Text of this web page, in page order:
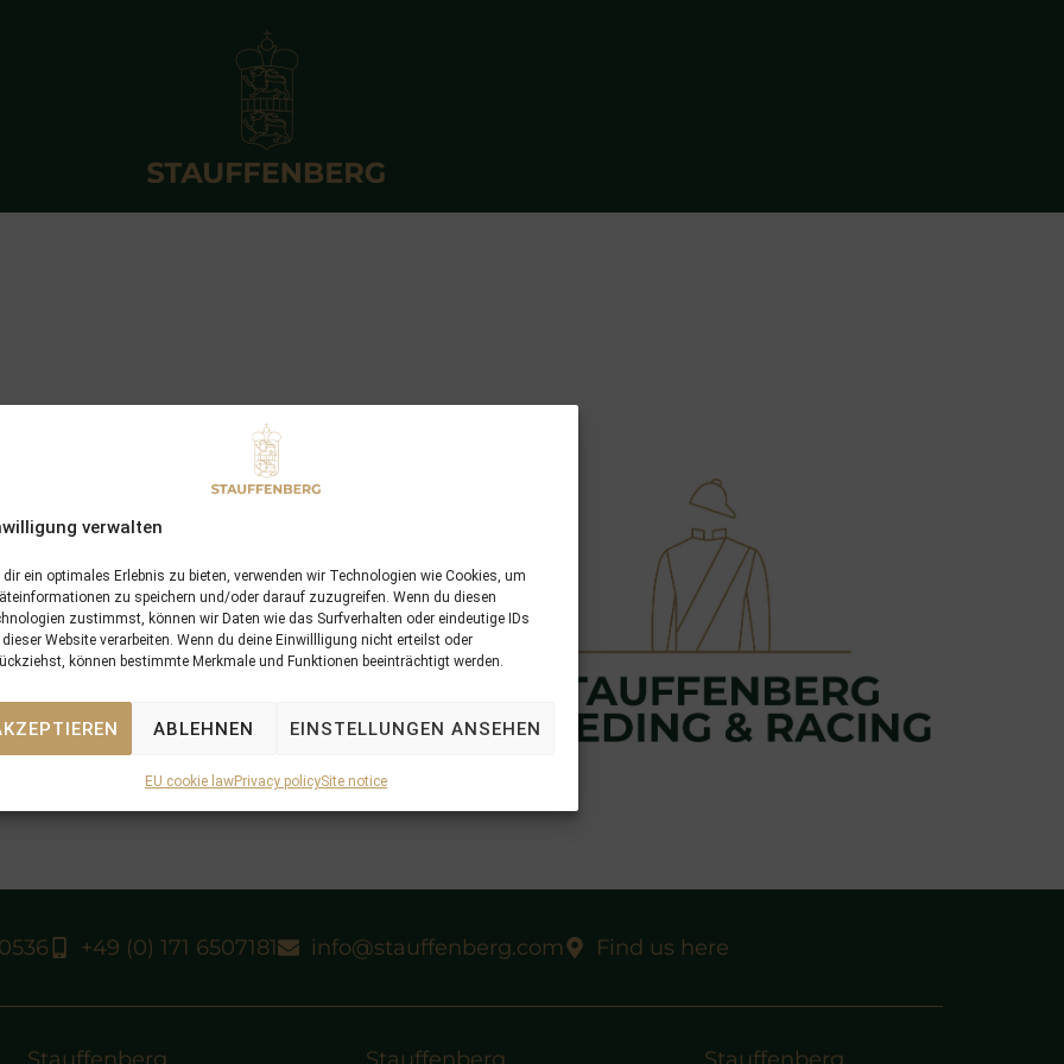
verwalten
dir ein optimales Erlebnis zu bieten, verwenden wir Technologien wie Cookies, um
zu speichern und/oder darauf zuzugreifen. Wenn du diesen
zustimmst, können wir Daten wie das Surfverhalten oder eindeutige IDs
Website verarbeiten. Wenn du deine Einwillligung nicht erteilst oder
können bestimmte Merkmale und Funktionen beeinträchtigt werden.
ABLEHNEN EINSTELLUNGEN ANSEHEN
EU cookie lawPrivacy policySite notice
+49 (0) 171 6507181 info@stauffenberg.com Find us here